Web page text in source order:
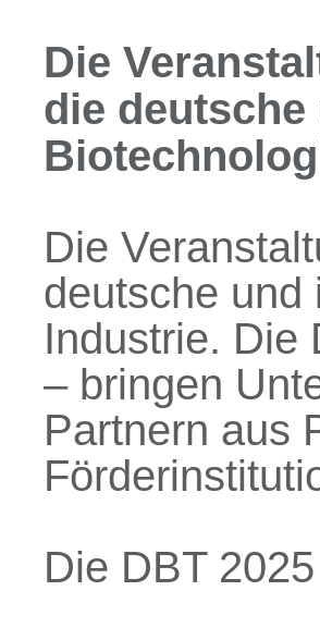
Die
die
Die
deutsche und
Industrie. Die
– bringen
Partnern aus
Die DBT